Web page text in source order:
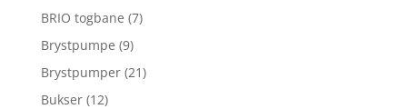
BRIO togbane (7)
Brystpumpe (9)
Brystpumper (21)
Bukser (12)